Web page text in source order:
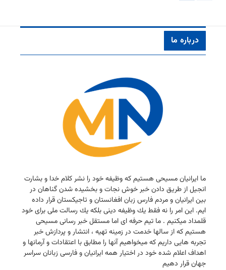
درباره ما
ما ایرانیان مسیحی هستیم كه وظیفه خود را نشر كلام خدا و بشارت
انجیل از طریق دادن خبر خوش نجات و بخشیده شدن گناهان در
بین ایرانیان و مردم فارس زبان افغانستان و تاجیكستان قرار داده
ایم. این امر را نه فقط یك وظیفه دینی بلكه یك رسالت ملی برای خود
قلمداد میكنیم . ما تیم حرفه ای اما مستقل خبر رسانی مسیحی
هستیم كه از سالها خدمت در زمینه تهیه ، انتشار و پردازش خبر
تجربه هایی داریم كه میخواهیم آنها را مطابق با اعتقادات و آرمانها و
اهداف اعلام شده خود در اختیار همه ایرانیان و فارسی زبانان سراسر
جهان قرار دهیم